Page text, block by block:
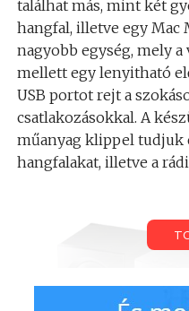
találhat más, mint két
hangfal, illetve egy
nagyobb egység, mely
mellett egy lenyitható
USB portot rejt a
csatlakozásokkal. A
műanyag klippel tudjuk
hangfalakat, illetve a